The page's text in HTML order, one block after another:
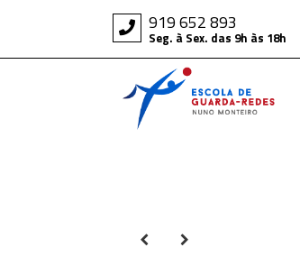
919 652 893
Seg. à Sex. das 9h às 18h